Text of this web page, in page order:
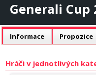
Generali Cup
Informace Propozice
Hráči v jednotlivých